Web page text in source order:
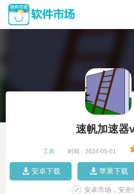
速帆加速器
工具 时间：2024-05-01
安卓下载 苹果下载
安卓市场，安全